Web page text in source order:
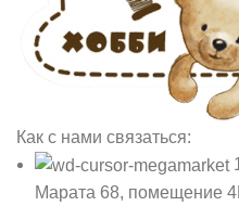
Как с нами связаться:
Марата 68, помещение